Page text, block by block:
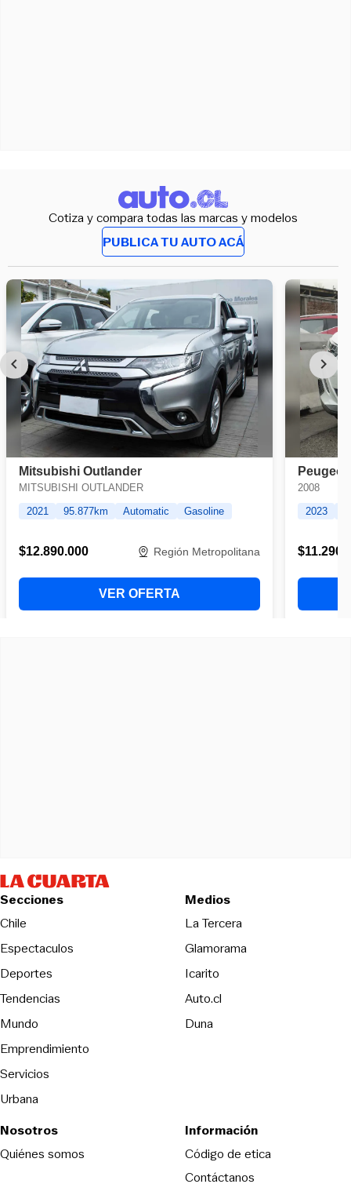
Cotiza y compara todas las marcas y modelos
PUBLICA TU AUTO ACÁ
Secciones
Chile
Espectaculos
Deportes
Tendencias
Mundo
Emprendimiento
Servicios
Urbana
Medios
La TerceraOpens in new
Glamorama
Icarito
Auto.cl
DunaOpens in new window
Nosotros
Quiénes somos
Información
Código de eticaOpens in new
Contáctanos